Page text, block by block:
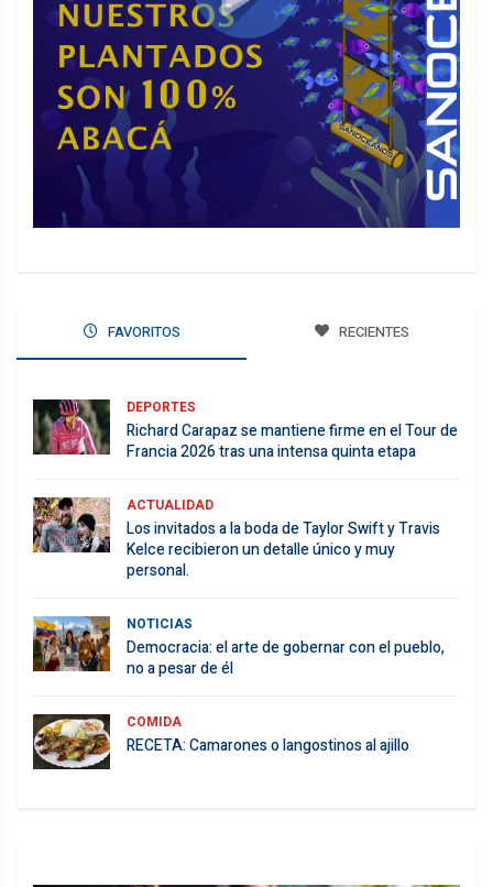
FAVORITOS RECIENTES
DEPORTES
Richard Carapaz se mantiene firme en el Tour de
Francia 2026 tras una intensa quinta etapa
ACTUALIDAD
Los invitados a la boda de Taylor Swift y Travis
Kelce recibieron un detalle único y muy
personal.
NOTICIAS
Democracia: el arte de gobernar con el pueblo,
no a pesar de él
COMIDA
RECETA: Camarones o langostinos al ajillo